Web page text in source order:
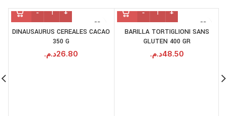
DINAUSAURUS CEREALES CACAO
350 G
26.80د.م.
BARILLA TORTIGLIONI SANS
GLUTEN 400 GR
48.50د.م.